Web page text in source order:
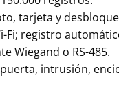
tarjeta y
Fi; registro
Wiegand o RS-485.
intrusión,